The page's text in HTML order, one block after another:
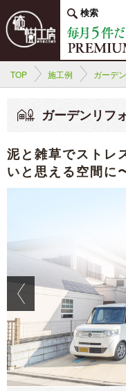
検索
TOP 施工例 ガーデ
ガーデンリフ
泥と雑草でストレ
いと思える空間に